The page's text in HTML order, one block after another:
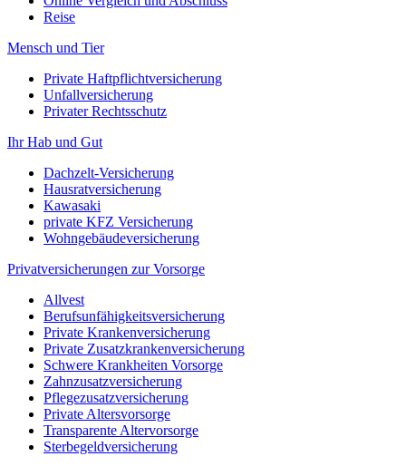
Reise
Mensch und Tier
Private Haftpflichtversicherung
Unfallversicherung
Privater Rechtsschutz
Ihr Hab und Gut
Dachzelt-Versicherung
Hausratversicherung
Kawasaki
private KFZ Versicherung
Wohngebäudeversicherung
Privatversicherungen zur Vorsorge
Allvest
Berufsunfähigkeitsversicherung
Private Krankenversicherung
Private Zusatzkrankenversicherung
Schwere Krankheiten Vorsorge
Zahnzusatzversicherung
Pflegezusatzversicherung
Private Altersvorsorge
Transparente Altervorsorge
Sterbegeldversicherung